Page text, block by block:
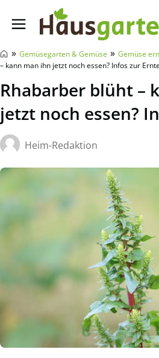
Hausgarten.net
» Gemüsegarten & Gemüse » Gemüse
– kann man ihn jetzt noch essen? Infos zur
Rhabarber blüht –
jetzt noch essen?
Heim-Redaktion